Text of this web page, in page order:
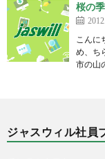
桜の
こんに
め、ち
市の山
ジャスウィル社員